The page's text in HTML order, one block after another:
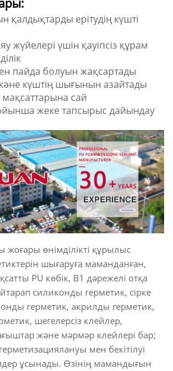
қалдықтарды ерітудің күшті
жүйелері үшін қауіпсіз құрам
пайда болуын жақсартады
күштің шығынын азайтады
сай
жеке тапсырыс дайындау
өнімділікті құрылыс
шығаруға маманданған,
PU көбік, В1 дәрежелі отқа
силиконды герметик, сірке
герметик, акрилды герметик,
шегелерсіз клейлер,
және мәрмәр клейлері бар;
мен бекітілуі
ұсынады. Өзінің мамандығын